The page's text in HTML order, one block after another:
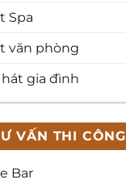
Spa
văn phòng
gia đình
VẤN THI CÔNG
Bar